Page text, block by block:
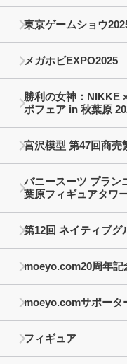
東京ゲームショウ
メガホビEXPO2025
勝利の女神：NIKKE
ボフェア in 秋葉原
宮沢模型 第47回商売
バニースーツ プラン
葉原フィギュアタワ
第12回 ネイティブグ
moeyo.com20周年記
moeyo.comサポータ
フィギュア